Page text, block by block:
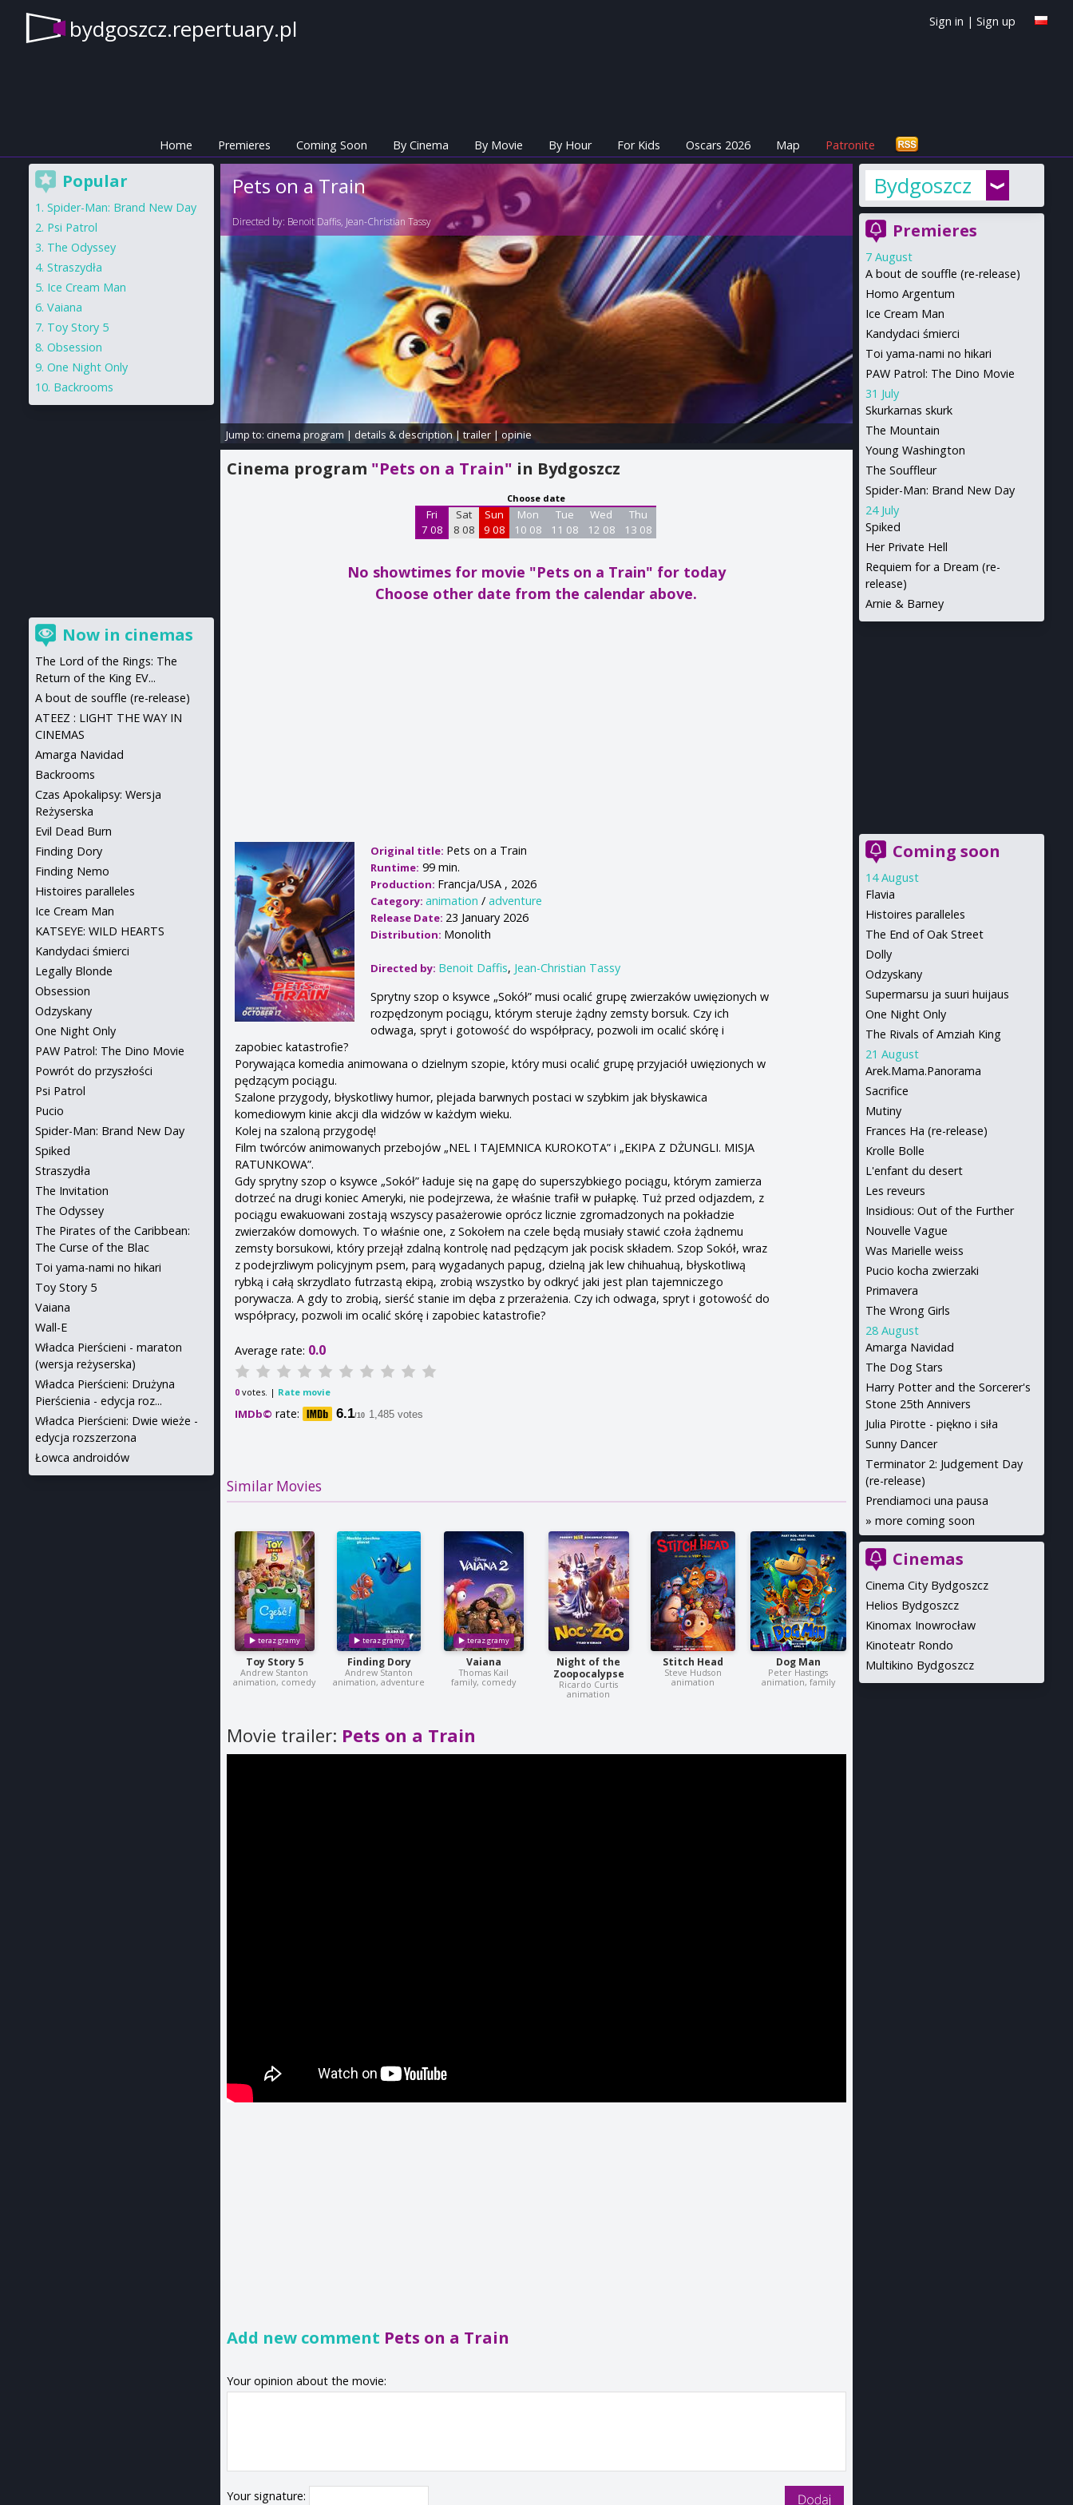
bydgoszcz.repertuary.pl Sign in | Sign up
Home Premieres Coming Soon By Cinema By Movie By Hour For Kids Oscars 2026 Map Patronite
Pets on a Train
Directed by: Benoit Daffis, Jean-Christian Tassy
Jump to: cinema program | details & description|trailer| opinie
Cinema program "Pets on a Train" in Bydgoszcz
Choose date
Fri
7 08
Sat
8 08
Sun
9 08
Mon
10 08
Tue
11 08
Wed
12 08
Thu
13 08
No showtimes for movie "Pets on a Train" for today
Choose other date from the calendar above.
Original title: Pets on a Train
Runtime: 99 min.
Production: Francja/USA , 2026
Category:animation /adventure
Release Date: 23 January 2026
Distribution: Monolith
Directed by: Benoit Daffis, Jean-Christian Tassy
Sprytny szop o ksywce „Sokół” musi ocalić grupę zwierzaków uwięzionych w
rozpędzonym pociągu, którym steruje żądny zemsty borsuk. Czy ich
odwaga, spryt i gotowość do współpracy, pozwoli im ocalić skórę i
zapobiec katastrofie?
Porywająca komedia animowana o dzielnym szopie, który musi ocalić grupę przyjaciół uwięzionych w
pędzącym pociągu.
Szalone przygody, błyskotliwy humor, plejada barwnych postaci w szybkim jak błyskawica
komediowym kinie akcji dla widzów w każdym wieku.
Kolej na szaloną przygodę!
Film twórców animowanych przebojów „NEL I TAJEMNICA KUROKOTA” i „EKIPA Z DŻUNGLI. MISJA
RATUNKOWA”.
Gdy sprytny szop o ksywce „Sokół” ładuje się na gapę do superszybkiego pociągu, którym zamierza
dotrzeć na drugi koniec Ameryki, nie podejrzewa, że właśnie trafił w pułapkę. Tuż przed odjazdem, z
pociągu ewakuowani zostają wszyscy pasażerowie oprócz licznie zgromadzonych na pokładzie
zwierzaków domowych. To właśnie one, z Sokołem na czele będą musiały stawić czoła żądnemu
zemsty borsukowi, który przejął zdalną kontrolę nad pędzącym jak pocisk składem. Szop Sokół, wraz
z podejrzliwym policyjnym psem, parą wygadanych papug, dzielną jak lew chihuahuą, błyskotliwą
rybką i całą skrzydlato futrzastą ekipą, zrobią wszystko by odkryć jaki jest plan tajemniczego
porywacza. A gdy to zrobią, sierść stanie im dęba z przerażenia. Czy ich odwaga, spryt i gotowość do
współpracy, pozwoli im ocalić skórę i zapobiec katastrofie?
Average rate: 0.0
0votes. | Rate movie
IMDb© rate: 6.1/10 1,485 votes
Similar Movies
Toy Story 5
Andrew Stanton
animation, comedy
Finding Dory
Andrew Stanton
animation, adventure
Vaiana
Thomas Kail
family, comedy
Night of the
Zoopocalypse
Ricardo Curtis
animation
Stitch Head
Steve Hudson
animation
Dog Man
Peter Hastings
animation, family
Movie trailer: Pets on a Train
Add new comment Pets on a Train
Your opinion about the movie:
Your signature:
Bydgoszcz
Premieres
7 August
A bout de souffle (re-release)
Homo Argentum
Ice Cream Man
Kandydaci śmierci
Toi yama-nami no hikari
PAW Patrol: The Dino Movie
31 July
Skurkarnas skurk
The Mountain
Young Washington
The Souffleur
Spider-Man: Brand New Day
24 July
Spiked
Her Private Hell
Requiem for a Dream (re-
release)
Arnie & Barney
Coming soon
14 August
Flavia
Histoires paralleles
The End of Oak Street
Dolly
Odzyskany
Supermarsu ja suuri huijaus
One Night Only
The Rivals of Amziah King
21 August
Arek.Mama.Panorama
Sacrifice
Mutiny
Frances Ha (re-release)
Krolle Bolle
L'enfant du desert
Les reveurs
Insidious: Out of the Further
Nouvelle Vague
Was Marielle weiss
Pucio kocha zwierzaki
Primavera
The Wrong Girls
28 August
Amarga Navidad
The Dog Stars
Harry Potter and the Sorcerer's
Stone 25th Annivers
Julia Pirotte - piękno i siła
Sunny Dancer
Terminator 2: Judgement Day
(re-release)
Prendiamoci una pausa
» more coming soon
Cinemas
Cinema City Bydgoszcz
Helios Bydgoszcz
Kinomax Inowrocław
Kinoteatr Rondo
Multikino Bydgoszcz
Popular
Spider-Man: Brand New Day
Psi Patrol
The Odyssey
Straszydła
Ice Cream Man
Vaiana
Toy Story 5
Obsession
One Night Only
Backrooms
Now in cinemas
The Lord of the Rings: The
Return of the King EV...
A bout de souffle (re-release)
ATEEZ : LIGHT THE WAY IN
CINEMAS
Amarga Navidad
Backrooms
Czas Apokalipsy: Wersja
Reżyserska
Evil Dead Burn
Finding Dory
Finding Nemo
Histoires paralleles
Ice Cream Man
KATSEYE: WILD HEARTS
Kandydaci śmierci
Legally Blonde
Obsession
Odzyskany
One Night Only
PAW Patrol: The Dino Movie
Powrót do przyszłości
Psi Patrol
Pucio
Spider-Man: Brand New Day
Spiked
Straszydła
The Invitation
The Odyssey
The Pirates of the Caribbean:
The Curse of the Blac
Toi yama-nami no hikari
Toy Story 5
Vaiana
Wall-E
Władca Pierścieni - maraton
(wersja reżyserska)
Władca Pierścieni: Drużyna
Pierścienia - edycja roz...
Władca Pierścieni: Dwie wieże -
edycja rozszerzona
Łowca androidów